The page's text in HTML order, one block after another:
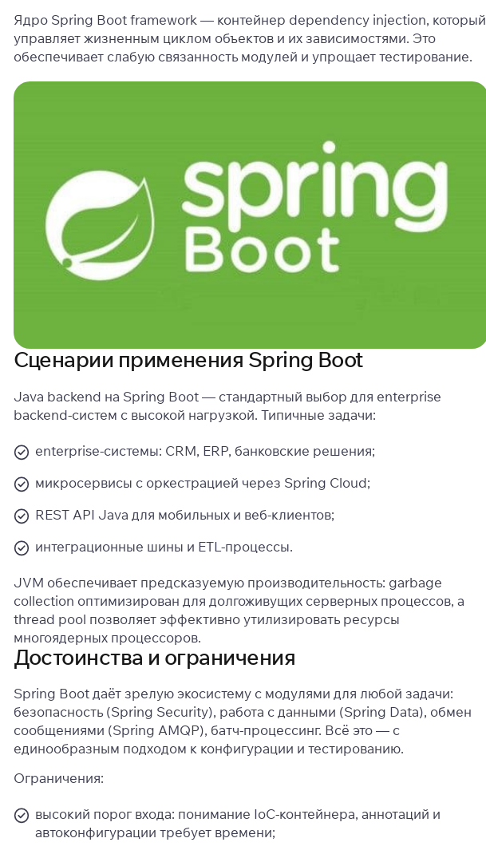
Ядро Spring Boot framework — контейнер dependency injection, который
управляет жизненным циклом объектов и их зависимостями. Это
обеспечивает слабую связанность модулей и упрощает тестирование.
Сценарии применения Spring Boot
Java backend на Spring Boot — стандартный выбор для enterprise
backend-систем с высокой нагрузкой. Типичные задачи:
enterprise-системы: CRM, ERP, банковские решения;
микросервисы с оркестрацией через Spring Cloud;
REST API Java для мобильных и веб-клиентов;
интеграционные шины и ETL-процессы.
JVM обеспечивает предсказуемую производительность: garbage
collection оптимизирован для долгоживущих серверных процессов, а
thread pool позволяет эффективно утилизировать ресурсы
многоядерных процессоров.
Достоинства и ограничения
Spring Boot даёт зрелую экосистему с модулями для любой задачи:
безопасность (Spring Security), работа с данными (Spring Data), обмен
сообщениями (Spring AMQP), батч-процессинг. Всё это — с
единообразным подходом к конфигурации и тестированию.
Ограничения:
высокий порог входа: понимание IoC-контейнера, аннотаций и
автоконфигурации требует времени;